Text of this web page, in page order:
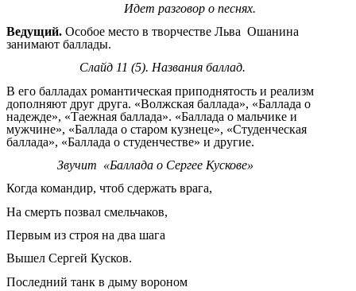
Идет разговор о песнях.
Ведущий. Особое место в творчестве Льва Ошанина
занимают баллады.
Слайд 11 (5). Названия баллад.
В его балладах романтическая приподнятость и реализм
дополняют друг друга. «Волжская баллада», «Баллада о
надежде», «Таежная баллада». «Баллада о мальчике и
мужчине», «Баллада о старом кузнеце», «Студенческая
баллада», «Баллада о студенчестве» и другие.
Звучит «Баллада о Сергее Кускове»
Когда командир, чтоб сдержать врага,
На смерть позвал смельчаков,
Первым из строя на два шага
Вышел Сергей Кусков.
Последний танк в дыму вороном